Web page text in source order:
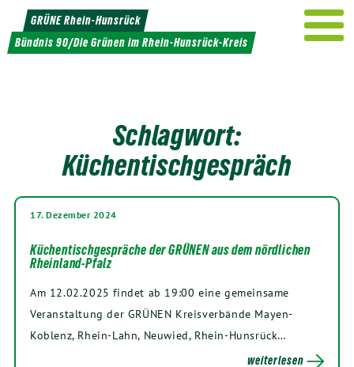
Weiter
zum
Inhalt
GRÜNE Rhein-Hunsrück
Bündnis 90/Die Grünen im Rhein-Hunsrück-Kreis
Schlagwort:
Küchentischgespräch
17. Dezember 2024
Küchentischgespräche der GRÜNEN aus dem nördlichen
Rheinland-Pfalz
Am 12.02.2025 findet ab 19:00 eine gemeinsame
Veranstaltung der GRÜNEN Kreisverbände Mayen-
Koblenz, Rhein-Lahn, Neuwied, Rhein-Hunsrück…
weiterlesen